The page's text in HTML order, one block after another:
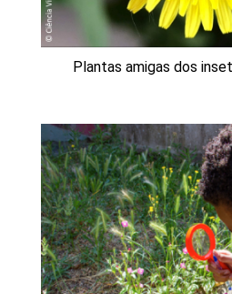
Plantas amigas dos